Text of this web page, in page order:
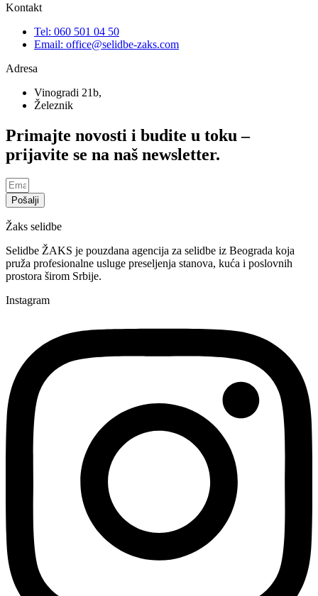
Kontakt
Tel: 060 501 04 50
Email: office@selidbe-zaks.com
Adresa
Vinogradi 21b,
Železnik
Primajte novosti i budite u toku –
prijavite se na naš newsletter.
Pošalji
Žaks selidbe
Selidbe ŽAKS je pouzdana agencija za selidbe iz Beograda koja
pruža profesionalne usluge preseljenja stanova, kuća i poslovnih
prostora širom Srbije.
Instagram